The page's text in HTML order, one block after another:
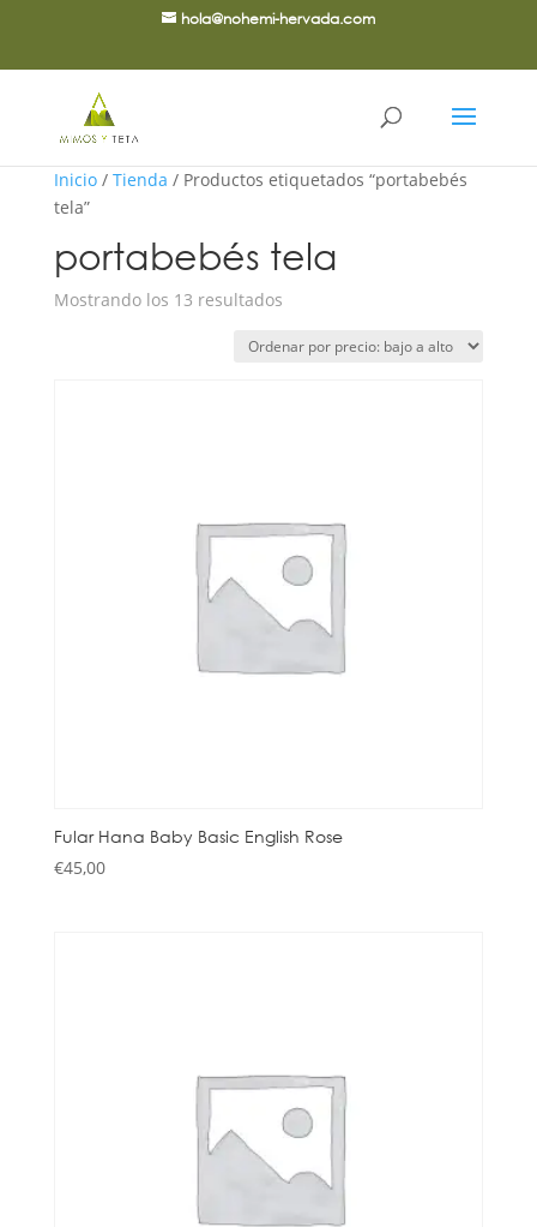
hola@nohemi-hervada.com
Inicio/ Tienda / Productos etiquetados “portabebés
tela”
portabebés tela
Mostrando los 13 resultadosOrdenado
precio:
Fular Hana Baby Basic English Rose
€45,00